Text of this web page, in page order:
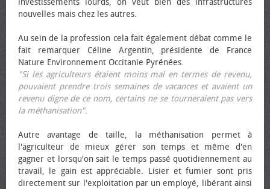
investissements lourds, on veut bien des infrastructures
nouvelles mais chez les autres.
Au sein de la profession cela fait également débat comme le
fait remarquer Céline Argentin, présidente de France
Nature Environnement Occitanie Pyrénées.
"Si les agriculteurs étaient moins mal en termes de revenu,
pouvaient prendre trois semaines de vacances et avaient un
revenu digne de ce nom, certains ne se tourneraient pas vers
la méthanisation".
Autre avantage de taille, la méthanisation permet à
l'agriculteur de mieux gérer son temps et même d'en
gagner et lorsqu'on sait le temps passé quotidiennement au
travail, le gain est appréciable. Lisier et fumier sont pris
directement sur l'exploitation par un employé, libérant ainsi